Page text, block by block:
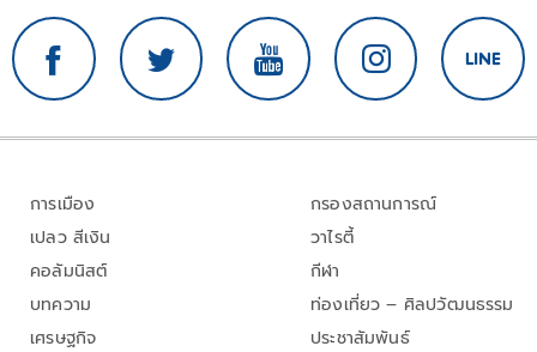
การเมือง
เปลว สีเงิน
คอลัมนิสต์
บทความ
เศรษฐกิจ
กรองสถานการณ์
วาไรตี้
กีฬา
ท่องเที่ยว – ศิลปวัฒนธรรม
ประชาสัมพันธ์